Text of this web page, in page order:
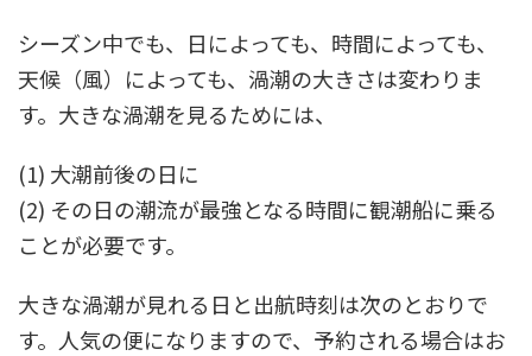
シーズン中でも、日によっても、時間によっても、
天候（風）によっても、渦潮の大きさは変わりま
す。大きな渦潮を見るためには、
(1) 大潮前後の日に
(2) その日の潮流が最強となる時間に観潮船に乗る
ことが必要です。
大きな渦潮が見れる日と出航時刻は次のとおりで
す。人気の便になりますので、予約される場合はお